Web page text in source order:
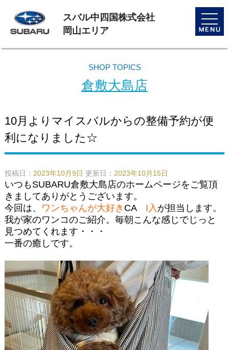
toggle
スバル中四国株式会社
岡山エリア
SHOP TOPICS
倉敷大島店
10月よりマイスバルからの整備予約が便
利になりました☆
投稿日： 2023年10月9日 更新日： 2023年10月15日
いつもSUBARU倉敷大島店のホームページをご覧頂
きましてありがとうございます。
今回は、
ワンちゃんが大好き CAI入 が担当します。
我が家のワンコのご紹介。毎朝こんな感じでじっと
見つめてくれます・・・
一番の癒しです。